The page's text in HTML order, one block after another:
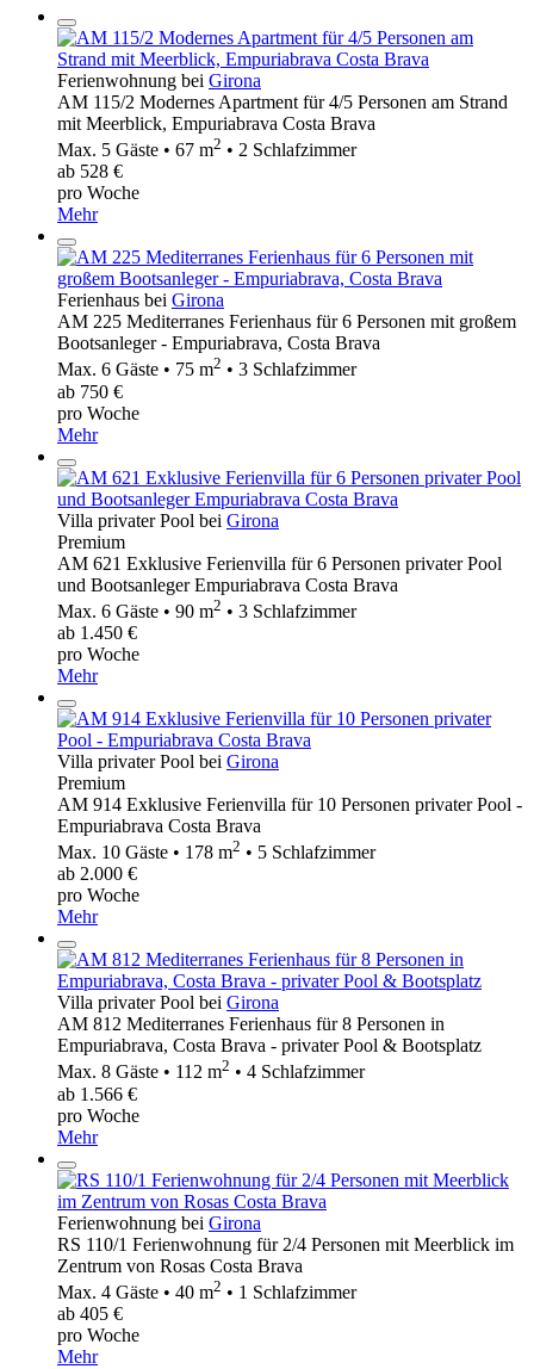
Ferienwohnung bei Girona
AM 115/2 Modernes Apartment für 4/5 Personen am Strand
mit Meerblick, Empuriabrava Costa Brava
Max. 5 Gäste • 67 m2 • 2 Schlafzimmer
ab 528 €
pro Woche
Mehr
Ferienhaus bei Girona
AM 225 Mediterranes Ferienhaus für 6 Personen mit großem
Bootsanleger - Empuriabrava, Costa Brava
Max. 6 Gäste • 75 m2 • 3 Schlafzimmer
ab 750 €
pro Woche
Mehr
Villa privater Pool bei Girona
Premium
AM 621 Exklusive Ferienvilla für 6 Personen privater Pool
und Bootsanleger Empuriabrava Costa Brava
Max. 6 Gäste • 90 m2 • 3 Schlafzimmer
ab 1.450 €
pro Woche
Mehr
Villa privater Pool bei Girona
Premium
AM 914 Exklusive Ferienvilla für 10 Personen privater Pool -
Empuriabrava Costa Brava
Max. 10 Gäste • 178 m2 • 5 Schlafzimmer
ab 2.000 €
pro Woche
Mehr
Villa privater Pool bei Girona
AM 812 Mediterranes Ferienhaus für 8 Personen in
Empuriabrava, Costa Brava - privater Pool & Bootsplatz
Max. 8 Gäste • 112 m2 • 4 Schlafzimmer
ab 1.566 €
pro Woche
Mehr
Ferienwohnung bei Girona
RS 110/1 Ferienwohnung für 2/4 Personen mit Meerblick im
Zentrum von Rosas Costa Brava
Max. 4 Gäste • 40 m2 • 1 Schlafzimmer
ab 405 €
pro Woche
Mehr